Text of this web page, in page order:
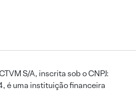
S/A, inscrita sob o CNPJ:
uma instituição financeira